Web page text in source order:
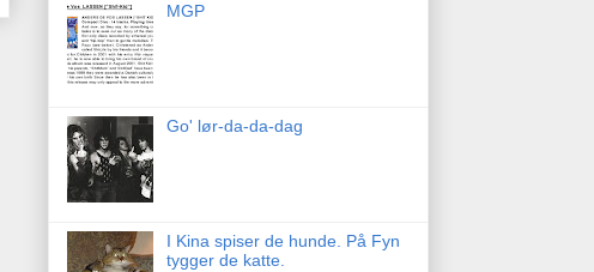
MGP
Go' lør-da-da-dag
I Kina spiser de hunde. På Fyn
tygger de katte.